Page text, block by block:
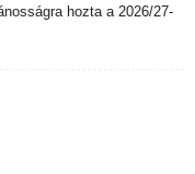
hozta a 2026/27-